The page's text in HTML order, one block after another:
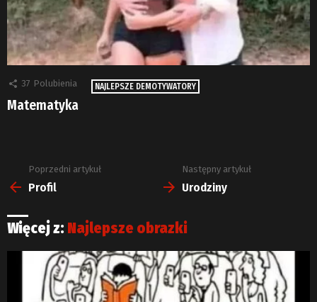
37 Polubienia NAJLEPSZE DEMOTYWATORY
Matematyka
Zobacz
więcej
Poprzedni artykuł
Profil
Następny artykuł
Urodziny
Więcej z: Najlepsze obrazki